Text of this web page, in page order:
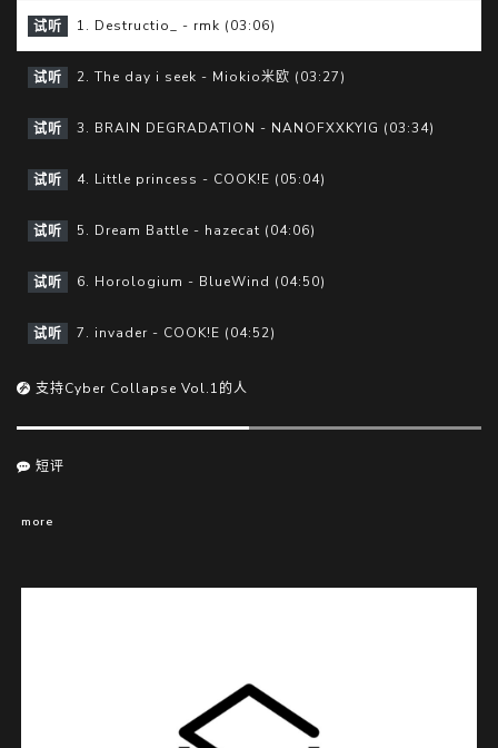
l
a
y
试听 1. Destructio_ - rmk (03:06)
试听 2. The day i seek - Miokio米欧 (03:27)
试听 3. BRAIN DEGRADATION - NANOFXXKYIG (03:34)
试听 4. Little princess - COOK!E (05:04)
试听 5. Dream Battle - hazecat (04:06)
试听 6. Horologium - BlueWind (04:50)
试听 7. invader - COOK!E (04:52)
支持Cyber Collapse Vol.1的人
短评
more